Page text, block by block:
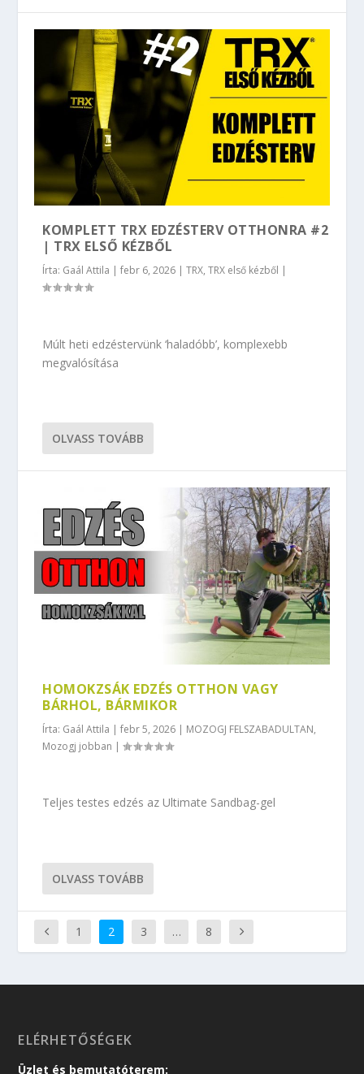
KOMPLETT TRX EDZÉSTERV OTTHONRA #2
| TRX ELSŐ KÉZBŐL
Írta: Gaál Attila |febr 6, 2026 |TRX,TRX első kézből
Múlt heti edzéstervünk ‘haladóbb’, komplexebb
megvalósítása
OLVASS TOVÁBB
HOMOKZSÁK EDZÉS OTTHON VAGY
BÁRHOL, BÁRMIKOR
Írta: Gaál Attila |febr 5, 2026 | MOZOGJ FELSZABADULTAN,
Mozogj jobban |
Teljes testes edzés az Ultimate Sandbag-gel
OLVASS TOVÁBB
1 2 3 … 8
ELÉRHETŐSÉGEK
Üzlet és bemutatóterem: